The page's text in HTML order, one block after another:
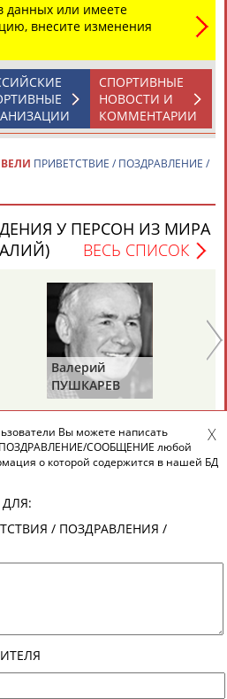
Андрей
Герман
Камиль
Загалав
Магомед
АБДУЛКАГИРОВ
Назир
АБДУЛЛАЕВ
ПЕРСОНЫ
деятельности
данных или имеете
внесите изменения
СПОРТИВНЫЕ
НОВОСТИ И
КОММЕНТАРИИ
ПРИВЕТСТВИЕ / ПОЗДРАВЛЕНИЕ /
У ПЕРСОН ИЗ МИРА
ВЕСЬ СПИСОК
Валерий
ПУШКАРЕВ
У ПЕРСОН ИЗ МИРА
ВЕСЬ СПИСОК
Вы можете написать
СООБЩЕНИЕ любой
о которой содержится в нашей БД
/ ПОЗДРАВЛЕНИЯ /